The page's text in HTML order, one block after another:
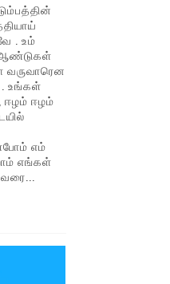
. உம்
ஆண்டுகள்
. உங்கள்
ஈழம் ஈழம்
எம்
எங்கள்